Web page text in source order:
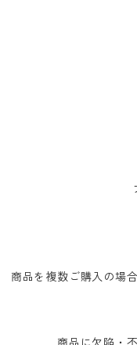
商品を複数ご購入の場